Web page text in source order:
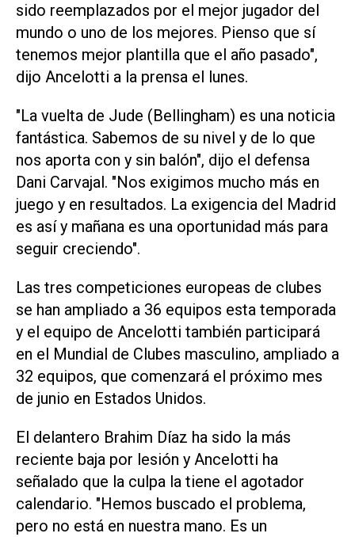
sido reemplazados por el mejor jugador del
mundo o uno de los mejores. Pienso que sí
tenemos mejor plantilla que el año pasado",
dijo Ancelotti a la prensa el lunes.
"La vuelta de Jude (Bellingham) es una noticia
fantástica. Sabemos de su nivel y de lo que
nos aporta con y sin balón", dijo el defensa
Dani Carvajal. "Nos exigimos mucho más en
juego y en resultados. La exigencia del Madrid
es así y mañana es una oportunidad más para
seguir creciendo".
Las tres competiciones europeas de clubes
se han ampliado a 36 equipos esta temporada
y el equipo de Ancelotti también participará
en el Mundial de Clubes masculino, ampliado a
32 equipos, que comenzará el próximo mes
de junio en Estados Unidos.
El delantero Brahim Díaz ha sido la más
reciente baja por lesión y Ancelotti ha
señalado que la culpa la tiene el agotador
calendario. "Hemos buscado el problema,
pero no está en nuestra mano. Es un